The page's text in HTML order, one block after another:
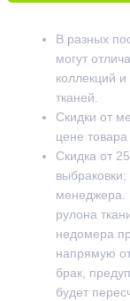
В разных
могут
коллекций
тканей.
Скидки от
цене
Скидка от
менеджера.
рулона
недомера
напрямую
брак,
будет